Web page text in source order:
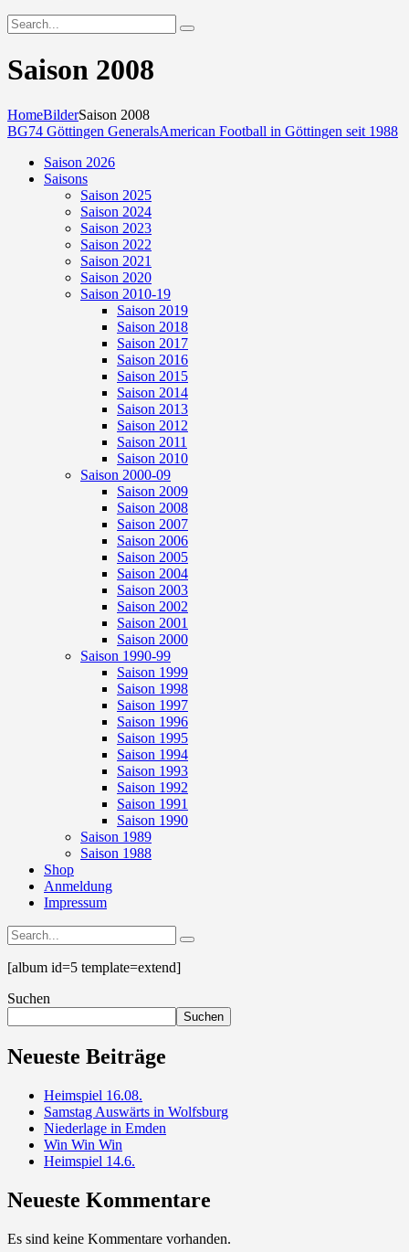
Saison 2008
HomeBilderSaison 2008
BG74 Göttingen GeneralsAmerican Football in Göttingen seit 1988
Saison 2026
Saisons
Saison 2025
Saison 2024
Saison 2023
Saison 2022
Saison 2021
Saison 2020
Saison 2010-19
Saison 2019
Saison 2018
Saison 2017
Saison 2016
Saison 2015
Saison 2014
Saison 2013
Saison 2012
Saison 2011
Saison 2010
Saison 2000-09
Saison 2009
Saison 2008
Saison 2007
Saison 2006
Saison 2005
Saison 2004
Saison 2003
Saison 2002
Saison 2001
Saison 2000
Saison 1990-99
Saison 1999
Saison 1998
Saison 1997
Saison 1996
Saison 1995
Saison 1994
Saison 1993
Saison 1992
Saison 1991
Saison 1990
Saison 1989
Saison 1988
Shop
Anmeldung
Impressum
[album id=5 template=extend]
Suchen
Suchen
Neueste Beiträge
Heimspiel 16.08.
Samstag Auswärts in Wolfsburg
Niederlage in Emden
Win Win Win
Heimspiel 14.6.
Neueste Kommentare
Es sind keine Kommentare vorhanden.